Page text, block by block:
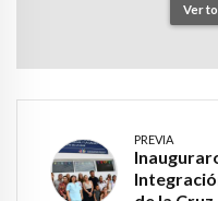
Ver
PREVIA